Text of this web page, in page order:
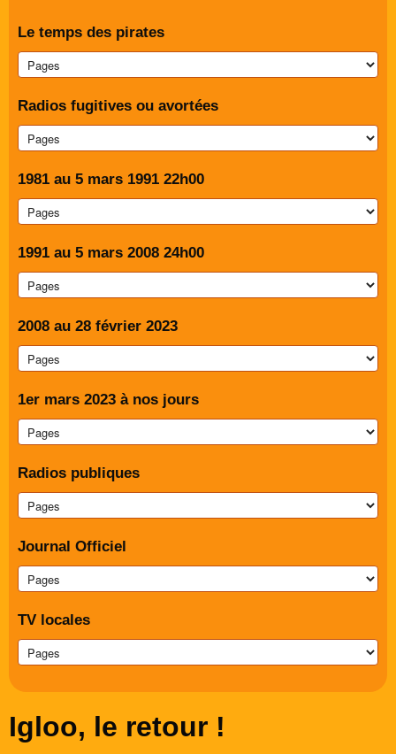
Le temps des pirates
Radios fugitives ou avortées
1981 au 5 mars 1991 22h00
1991 au 5 mars 2008 24h00
2008 au 28 février 2023
1er mars 2023 à nos jours
Radios publiques
Journal Officiel
TV locales
Igloo, le retour !